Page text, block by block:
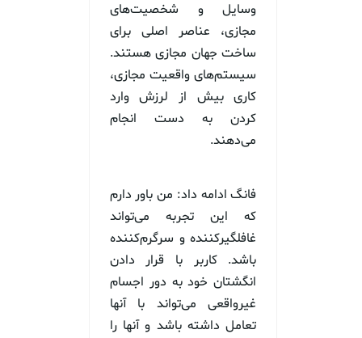
وسایل و شخصیت‌های
مجازی، عناصر اصلی برای
ساخت جهان مجازی هستند.
سیستم‌های واقعیت مجازی،
کاری بیش از لرزش وارد
کردن به دست انجام
می‌دهند.
فانگ ادامه داد: من باور دارم
که این تجربه می‌تواند
غافلگیرکننده و سرگرم‌کننده
باشد. کاربر با قرار دادن
انگشتان خود به دور اجسام
غیرواقعی می‌تواند با آنها
تعامل داشته باشد و آنها را